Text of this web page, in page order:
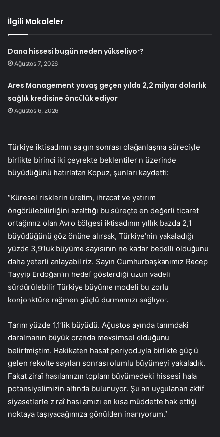
İlgili Makaleler
Dana hissesi bugün neden yükseliyor?
Ağustos 7, 2026
Ares Management yavaş geçen yılda 2,2 milyar dolarlık
sağlık kredisine öncülük ediyor
Ağustos 6, 2026
Türkiye iktisadının salgın sonrası olağanlaşma süreciyle
birlikte birinci iki çeyrekte beklentilerin üzerinde
büyüdüğünü hatırlatan Kopuz, şunları kaydetti:
“Küresel risklerin üretim, ihracat ve yatırım
öngörülebilirliğini azalttığı bu süreçte en değerli ticaret
ortağımız olan Avro bölgesi iktisadının yıllık bazda 2,1
büyüdüğünü göz önüne alırsak, Türkiye’nin yakaladığı
yüzde 3,9’luk büyüme sayısının ne kadar bedelli olduğunu
daha yeterli anlayabiliriz. Sayın Cumhurbaşkanımız Recep
Tayyip Erdoğan’ın hedef gösterdiği uzun vadeli
sürdürülebilir Türkiye büyüme modeli bu zorlu
konjonktüre rağmen güçlü durmamızı sağlıyor.
Tarım yüzde 1,1’lik büyüdü. Ağustos ayında tarımdaki
daralmanın büyük oranda mevsimsel olduğunu
belirtmiştim. Hakikaten hasat periyoduyla birlikte güçlü
gelen rekolte sayıları sonrası olumlu büyümeyi yakaladık.
Fakat ziraî hasılamızın toplam büyümedeki hissesi hala
potansiyelimizin altında bulunuyor. Şu an uygulanan aktif
siyasetlerle ziraî hasılamızı en kısa müddette hak ettiği
noktaya taşıyacağımıza gönülden inanıyorum.”